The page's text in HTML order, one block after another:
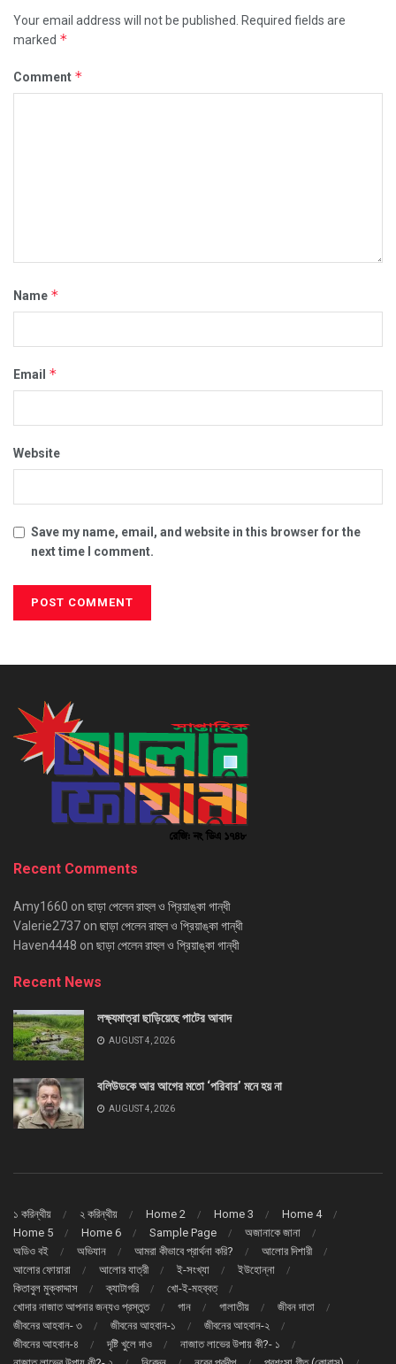
Your email address will not be published.
Required fields are
marked *
Comment *
Name *
Email *
Website
Save my name, email, and website in this browser for the
next time I comment.
Recent Comments
Amy1660 on ছাড়া পেলেন রাহুল ও প্রিয়াঙ্কা গান্ধী
Valerie2737 on ছাড়া পেলেন রাহুল ও প্রিয়াঙ্কা গান্ধী
Haven4448 on ছাড়া পেলেন রাহুল ও প্রিয়াঙ্কা গান্ধী
Recent News
লক্ষ্যমাত্রা ছাড়িয়েছে পাটের আবাদ
AUGUST 4, 2026
বলিউডকে আর আগের মতো ‘পরিবার’ মনে হয় না
AUGUST 4, 2026
১ করিন্থীয় ২ করিন্থীয় Home 2 Home 3
Home 4
Home 5
Home 6 Sample Page
অজানাকে জানা
অডিও বই
অভিযান আমরা কীভাবে প্রার্থনা করি?
আলোর দিশারী
আলোর ফোয়ারা
আলোর যাত্রী ই-সংখ্যা
ইউহোন্না
কিতাবুল মুক্কাদ্দাস
ক্যাটাগরি
খো-ই-মহব্বত্
খোদার নাজাত আপনার জন্যও প্রস্তুত
গান গালাতীয়
জীবন দাতা
জীবনের আহবান- ৩
জীবনের আহবান-১
জীবনের আহবান-২
জীবনের আহবান-৪
দৃষ্টি খুলে দাও
নাজাত লাভের উপায় কী?- ১